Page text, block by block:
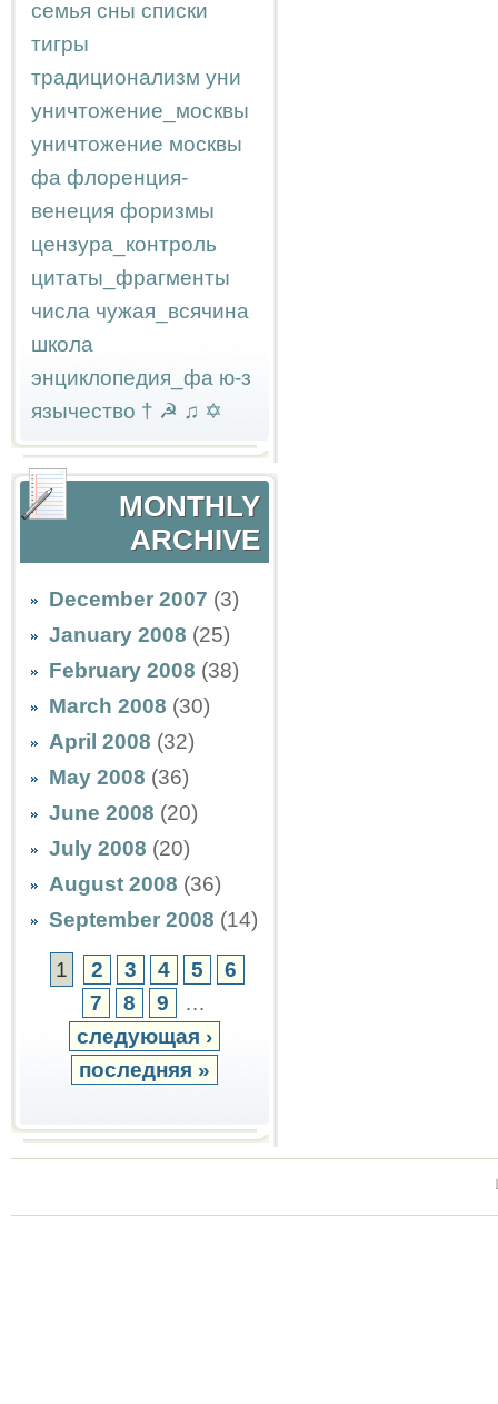
семья сны списки
тигры
традиционализм уни
уничтожение_москвы
уничтожение москвы
фа флоренция-
венеция форизмы
цензура_контроль
цитаты_фрагменты
числа чужая_всячина
школа
энциклопедия_фа ю-з
язычество † ☭ ♫ ✡
MONTHLY
ARCHIVE
December 2007 (3)
January 2008 (25)
February 2008 (38)
March 2008 (30)
April 2008 (32)
May 2008 (36)
June 2008 (20)
July 2008 (20)
August 2008 (36)
September 2008 (14)
1 2 3 4 5
6
7
8 9
…
следующая ›
последняя »